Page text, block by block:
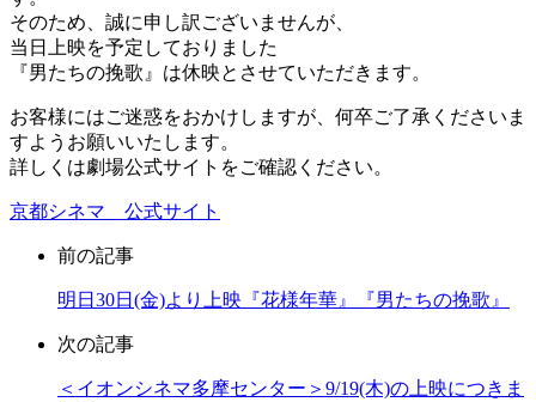
そのため、誠に申し訳ございませんが、
当日上映を予定しておりました
『男たちの挽歌』は休映とさせていただきます。
お客様にはご迷惑をおかけしますが、何卒ご了承くださいま
すようお願いいたします。
詳しくは劇場公式サイトをご確認ください。
京都シネマ 公式サイト
前の記事
明日30日(金)より上映『花様年華』『男たちの挽歌』
次の記事
＜イオンシネマ多摩センター＞9/19(木)の上映につきま